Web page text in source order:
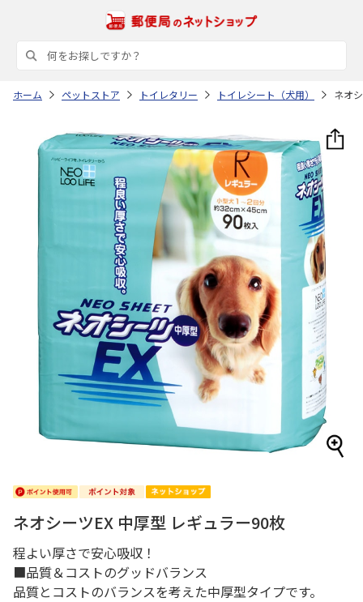
ホーム ペットストア トイレタリー トイレシート（犬用） ネオ
ネオシーツEX 中厚型 レギュラー90枚
程よい厚さで安心吸収！
■品質＆コストのグッドバランス
品質とコストのバランスを考えた中厚型タイプです。